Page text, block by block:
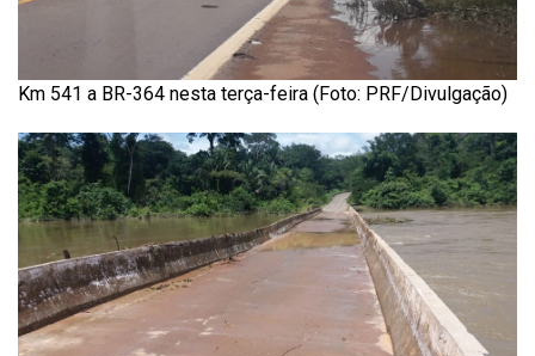
Km 541 a BR-364 nesta terça-feira (Foto: PRF/Divulgação)